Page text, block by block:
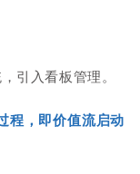
引入看板管理。
程，即价值流启动